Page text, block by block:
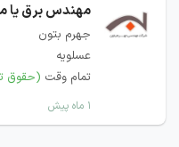
مهندس برق یا
جهرم بتون
عسلویه
تمام وقت (حقوق
۱ ماه پیش